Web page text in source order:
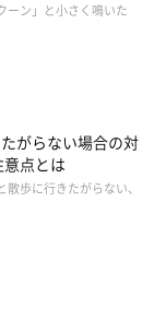
痛みにより、突然足
ります。
ーン」と小さく鳴いた
がらない場合の対
点とは
歩に行きたがらない、